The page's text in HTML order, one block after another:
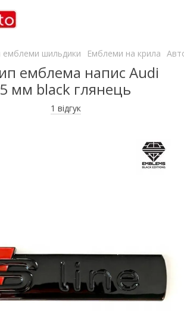
емблеми шильдики Емблеми на крила
емблема напис Audi
мм black глянець
1 відгук